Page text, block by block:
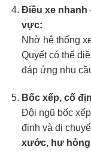
Điều xe nhanh
vực:
Nhờ hệ thống
Quyết có thể
đáp ứng nhu
Bốc xếp, cố
Đội ngũ bốc
định và di
xước, hư hỏng